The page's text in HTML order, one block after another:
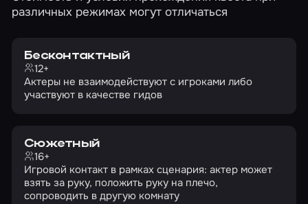
различных режимах могут отличаться
Бесконтактный
12+
Актеры не взаимодействуют с игроками либо
участвуют в качестве гидов
Сюжетный
16+
Игровой контакт в рамках сценария: актер может
взять за руку, положить руку на плечо,
сопроводить в другую комнату